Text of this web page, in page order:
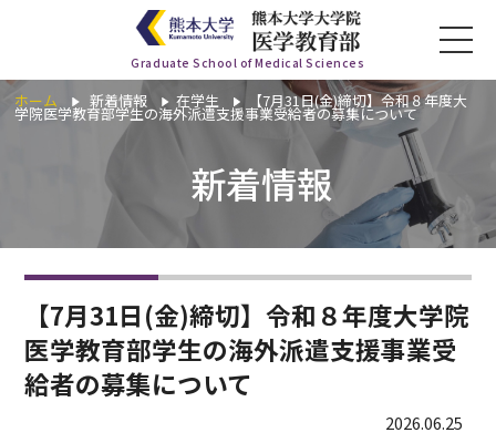
Graduate School of Medical Sciences
ホーム 新着情報 在学生 【7月31日(金)締切】令和８年度大
学院医学教育部学生の海外派遣支援事業受給者の募集について
新着情報
【7月31日(金)締切】令和８年度大学院
医学教育部学生の海外派遣支援事業受
給者の募集について
2026.06.25
医学教育部について
入学希望の方
在学生の方